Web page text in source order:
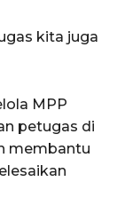
kita juga
MPP
petugas di
membantu